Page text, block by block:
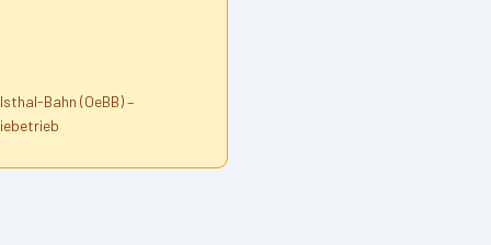
Bahn (OeBB) –